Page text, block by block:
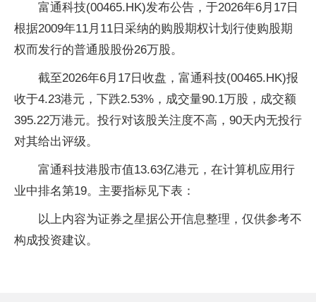
富通科技(00465.HK)发布公告，于2026年6月17日
根据2009年11月11日采纳的购股期权计划行使购股期
权而发行的普通股股份26万股。
截至2026年6月17日收盘，富通科技(00465.HK)报
收于4.23港元，下跌2.53%，成交量90.1万股，成交额
395.22万港元。投行对该股关注度不高，90天内无投行
对其给出评级。
富通科技港股市值13.63亿港元，在计算机应用行
业中排名第19。主要指标见下表：
以上内容为证券之星据公开信息整理，仅供参考不
构成投资建议。